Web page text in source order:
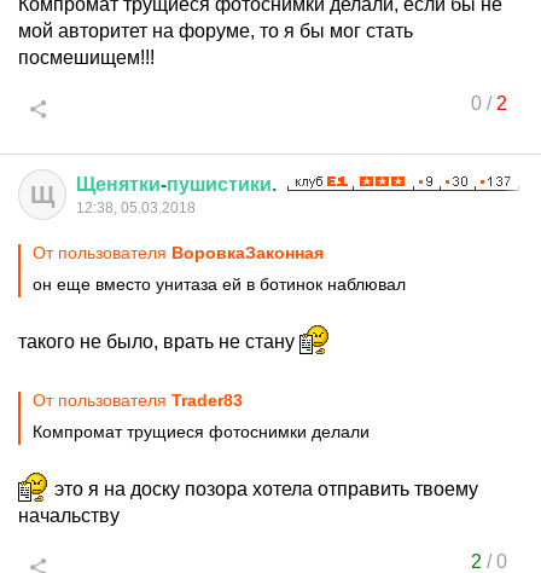
Компромат трущиеся фотоснимки делали, если бы не
мой авторитет на форуме, то я бы мог стать
посмешищем!!!
0/ 2
Щ Щенятки-пушистики.
12:38, 05.03.2018
От пользователя ВоровкаЗаконная
он еще вместо унитаза ей в ботинок наблювал
такого не было, врать не стану
От пользователя Trader83
Компромат трущиеся фотоснимки делали
это я на доску позора хотела отправить твоему
начальству
2 /0